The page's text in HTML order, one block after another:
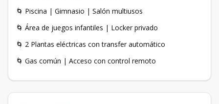
🌀 Piscina | Gimnasio | Salón multiusos
🌀 Área de juegos infantiles | Locker privado
🌀 2 Plantas eléctricas con transfer automático
🌀 Gas común | Acceso con control remoto